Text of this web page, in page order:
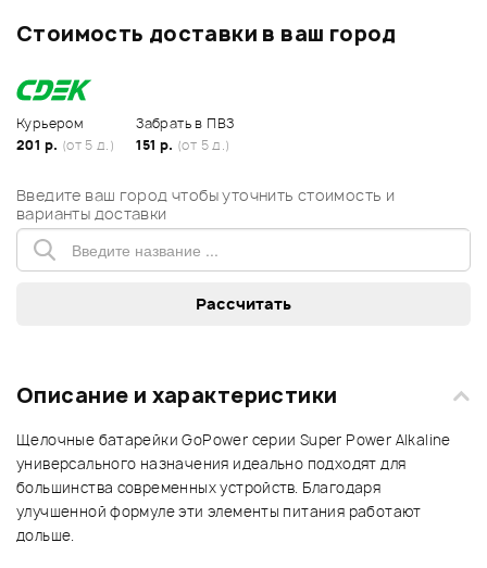
Стоимость доставки в ваш город
Курьером
201 р. (от 5 д.)
Забрать в ПВЗ
151 р. (от 5 д.)
Введите ваш город чтобы уточнить стоимость и
варианты доставки
Описание и характеристики
Щелочные батарейки GoPower серии Super Power Alkaline
универсального назначения идеально подходят для
большинства современных устройств. Благодаря
улучшенной формуле эти элементы питания работают
дольше.